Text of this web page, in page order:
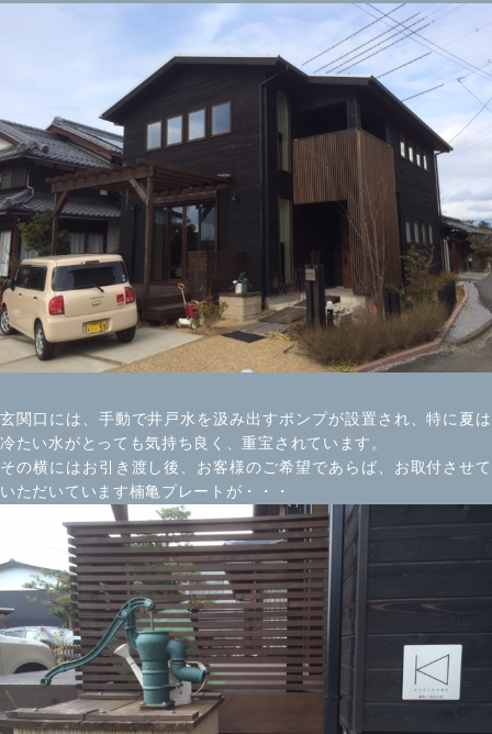
玄関口には、手動で井戸水を汲み出すポンプが設置され、特に夏は
冷たい水がとっても気持ち良く、重宝されています。
その横にはお引き渡し後、お客様のご希望であらば、お取付させて
いただいています楠亀プレートが・・・